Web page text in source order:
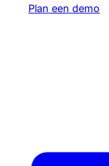
Plan een demo